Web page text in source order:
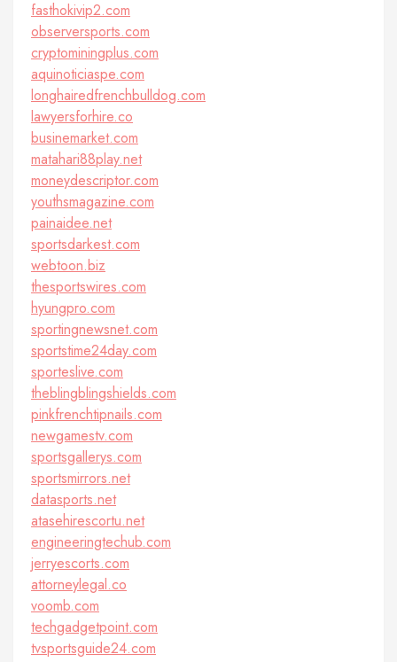
fasthokivip2.com
observersports.com
cryptominingplus.com
aquinoticiaspe.com
longhairedfrenchbulldog.com
lawyersforhire.co
businemarket.com
matahari88play.net
moneydescriptor.com
youthsmagazine.com
painaidee.net
sportsdarkest.com
webtoon.biz
thesportswires.com
hyungpro.com
sportingnewsnet.com
sportstime24day.com
sporteslive.com
theblingblingshields.com
pinkfrenchtipnails.com
newgamestv.com
sportsgallerys.com
sportsmirrors.net
datasports.net
atasehirescortu.net
engineeringtechub.com
jerryescorts.com
attorneylegal.co
voomb.com
techgadgetpoint.com
tvsportsguide24.com